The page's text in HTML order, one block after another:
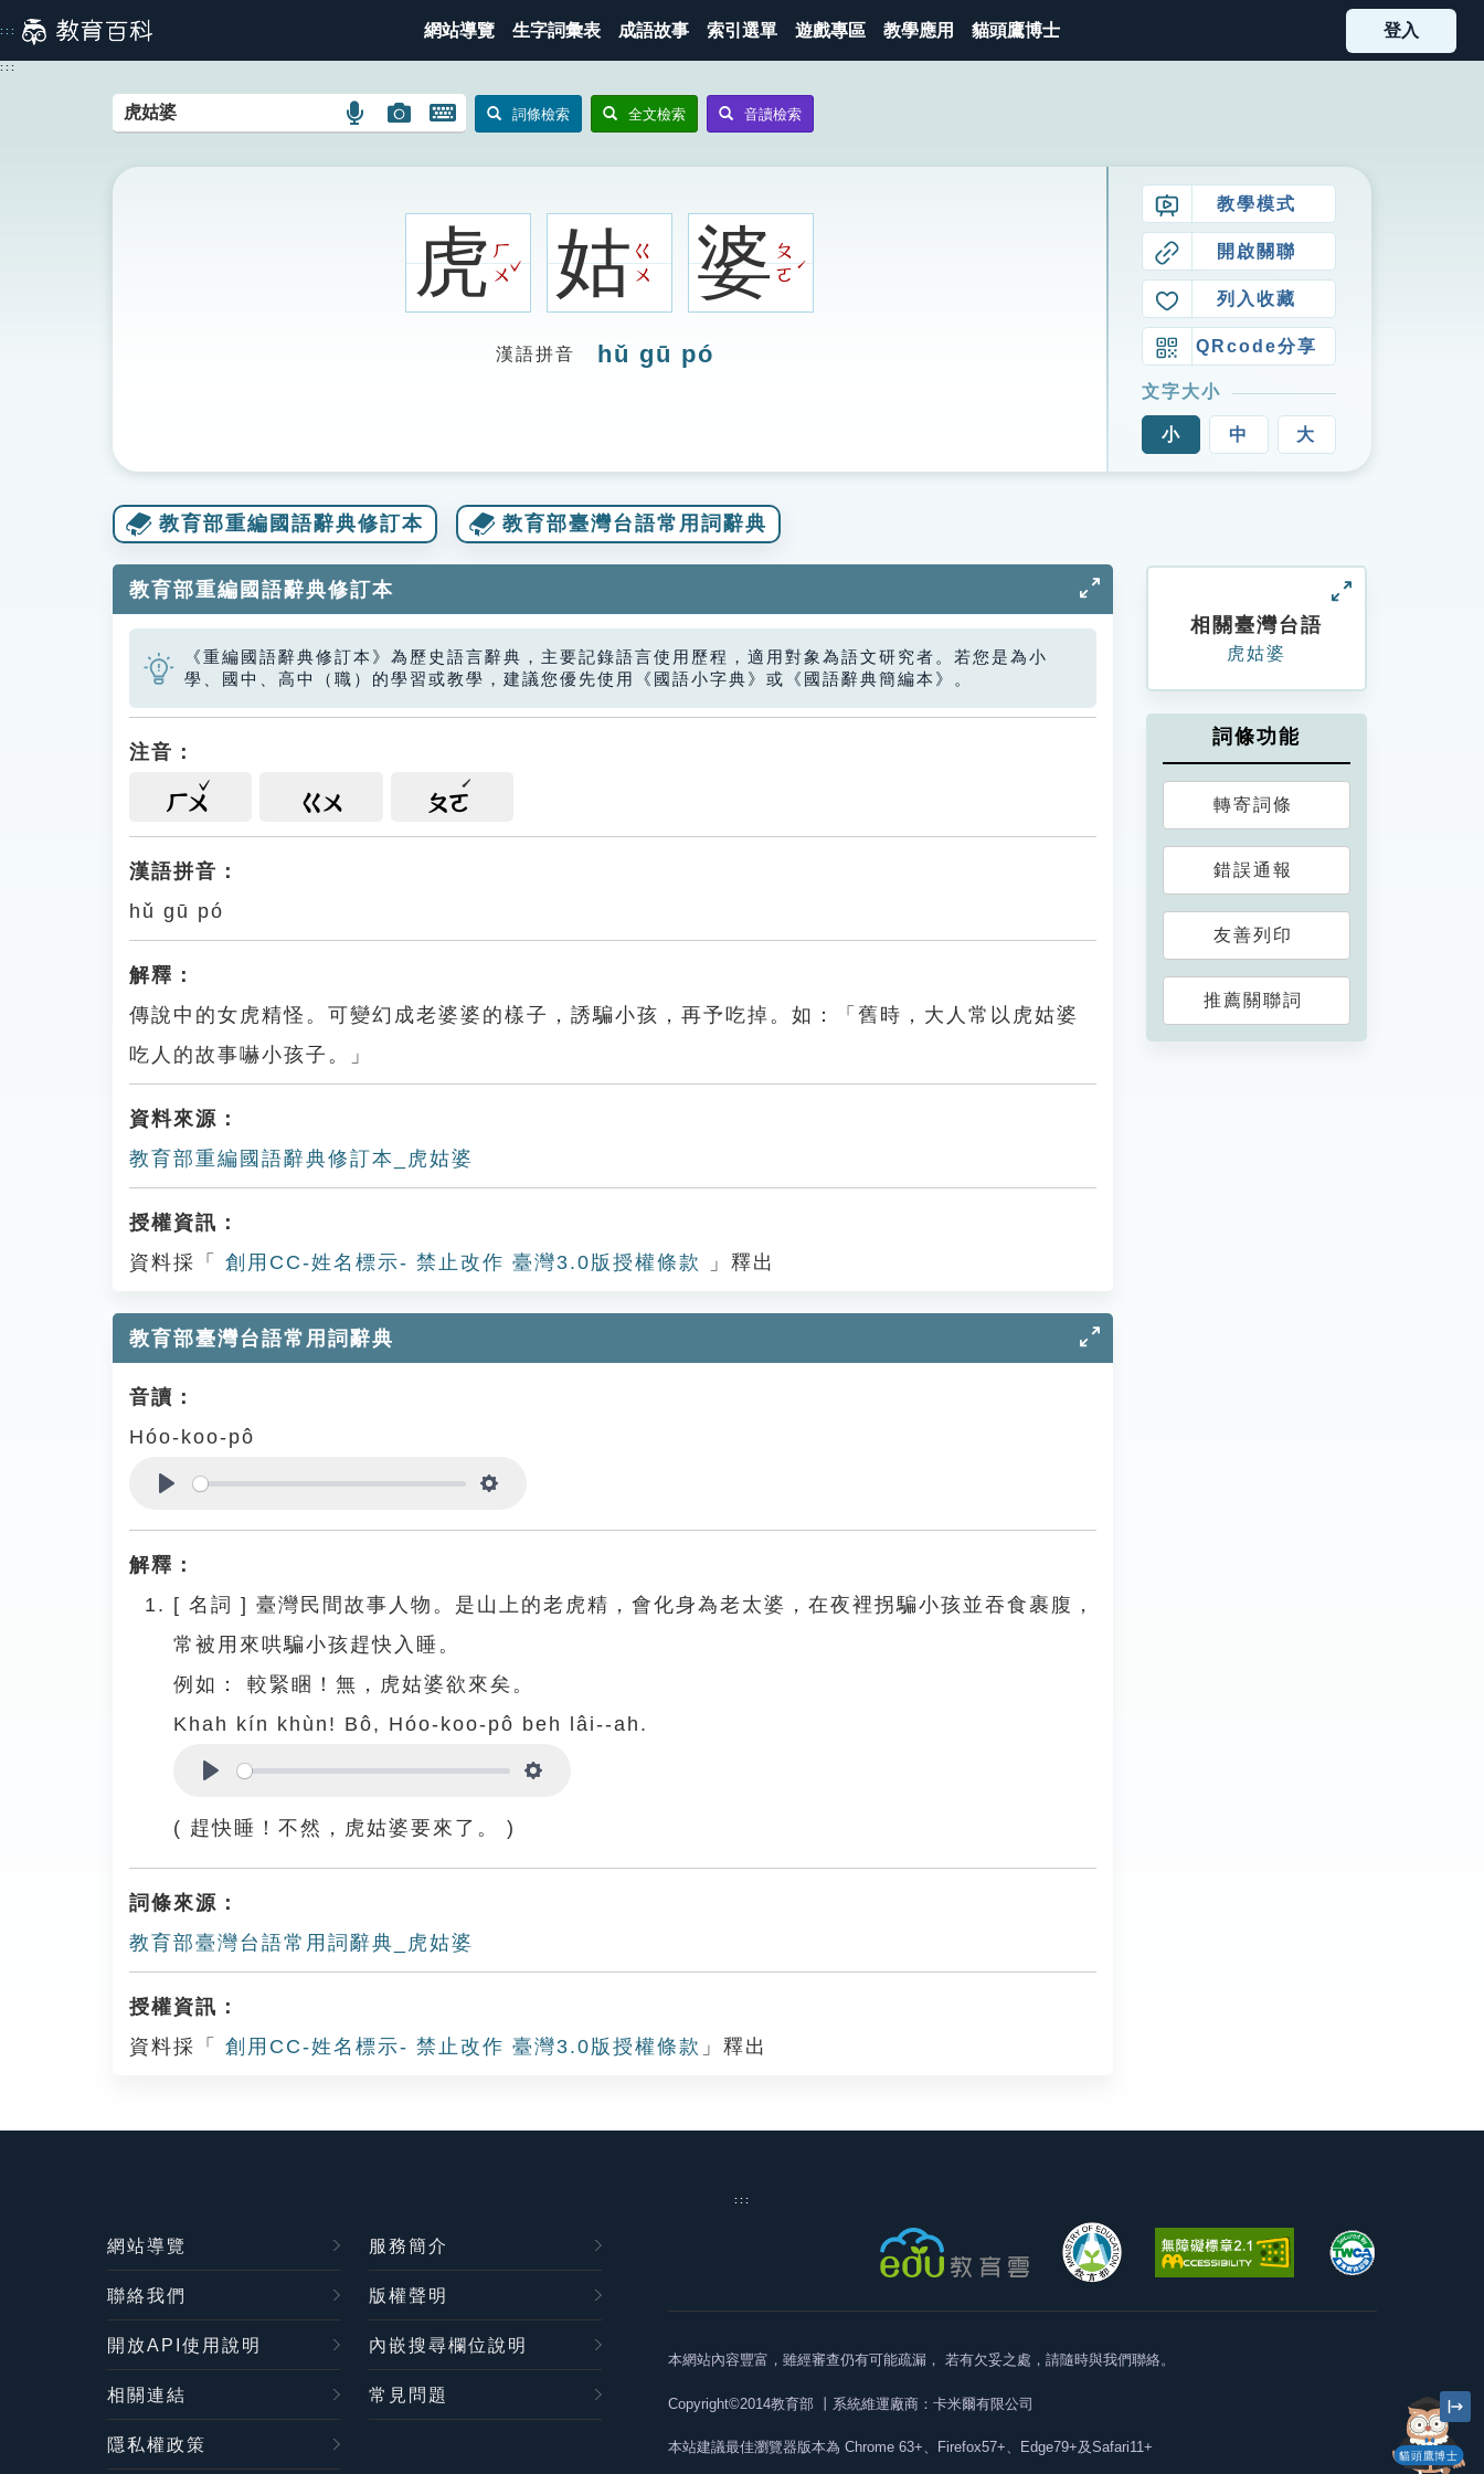
到
主
::: 網站導覽 生字詞彙表 成語故事 索引選單 遊戲專區 教學應用 貓頭鷹博士 登入
:::
語
搜
圖
搜
圖
開
鍵
圖
示
詞條檢索 全文檢索 音讀檢索
虎ㄏ
ㄨ
ˇ 姑ㄍ
ㄨ
婆ㄆ
ㄛ
ˊ
漢語拼音 hǔ gū pó
教學模式
開啟關聯
列入收藏
QRcode分享
文字大小
小 中 大
教育部重編國語辭典修訂本 教育部臺灣台語常用詞辭典
教育部重編國語辭典修訂本
《重編國語辭典修訂本》為歷史語言辭典，主要記錄語言使用歷程，適用對象為語文研究者。若您是為小
學、國中、高中（職）的學習或教學，建議您優先使用《國語小字典》或《國語辭典簡編本》。
注音：
ㄏㄨ ㄍㄨ ㄆㄛ
漢語拼音：
hǔ gū pó
解釋：
傳說中的女虎精怪。可變幻成老婆婆的樣子，誘騙小孩，再予吃掉。如：「舊時，大人常以虎姑婆
吃人的故事嚇小孩子。」
資料來源：
教育部重編國語辭典修訂本_虎姑婆
授權資訊：
資料採「
創用CC-姓名標示- 禁止改作 臺灣3.0版授權條款 」釋出
教育部臺灣台語常用詞辭典
音讀：
Hóo-koo-pô
解釋：
[ 名詞 ] 臺灣民間故事人物。是山上的老虎精，會化身為老太婆，在夜裡拐騙小孩並吞食裹腹，
常被用來哄騙小孩趕快入睡。
例如：
較緊睏！無，虎姑婆欲來矣。
Khah kín khùn! Bô, Hóo-koo-pô beh lâi--ah.
( 趕快睡！不然，虎姑婆要來了。 )
詞條來源：
教育部臺灣台語常用詞辭典_虎姑婆
授權資訊：
資料採「
創用CC-姓名標示- 禁止改作 臺灣3.0版授權條款 」釋出
相關臺灣台語
虎姑婆
詞條功能
轉寄詞條
錯誤通報
友善列印
推薦關聯詞
貓頭鷹博士
:::
網站導覽 服務簡介
聯絡我們 版權聲明
開放API使用說明 內嵌搜尋欄位說明
相關連結 常見問題
隱私權政策
本網站內容豐富，雖經審查仍有可能疏漏， 若有欠妥之處，請隨時與我們聯絡。
Copyright©2014教育部 丨系統維運廠商：卡米爾有限公司
本站建議最佳瀏覽器版本為 Chrome 63+、Firefox57+、Edge79+及Safari11+